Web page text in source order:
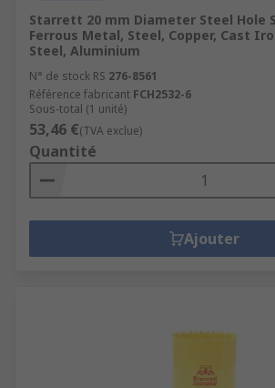
Starrett 20 mm Diameter Steel Hole
Ferrous Metal, Steel, Copper, Cast
Steel, Aluminium
N° de stock RS 276-8561
Référence fabricant FCH2532-6
Sous-total (1 unité)
53,46 €(TVA exclue)
Quantité
Ajouter